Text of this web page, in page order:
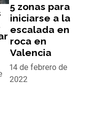
5 zonas para
iniciarse a la
escalada en
roca en
Valencia
14 de febrero de
2022